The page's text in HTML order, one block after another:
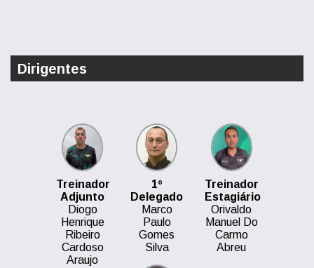
Dirigentes
Treinador
Adjunto
Diogo
Henrique
Ribeiro
Cardoso
Araujo
1º
Delegado
Marco
Paulo
Gomes
Silva
Treinador
Estagiário
Orivaldo
Manuel Do
Carmo
Abreu